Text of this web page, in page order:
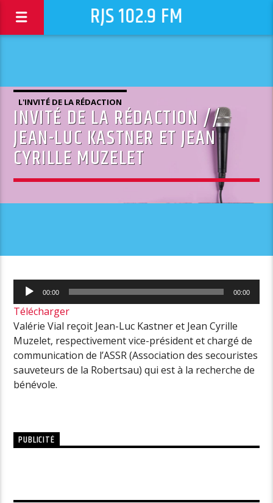
RJS 102.9 FM
L'INVITÉ DE LA RÉDACTION
INVITÉ DE LA RÉDACTION //
JEAN-LUC KASTNER ET JEAN
CYRILLE MUZELET
Lecteur
audio
00:00 00:00
Télécharger
Valérie Vial reçoit Jean-Luc Kastner et Jean Cyrille
Muzelet, respectivement vice-président et chargé de
communication de l’ASSR (Association des secouristes
sauveteurs de la Robertsau) qui est à la recherche de
bénévole.
PUBLICITÉ